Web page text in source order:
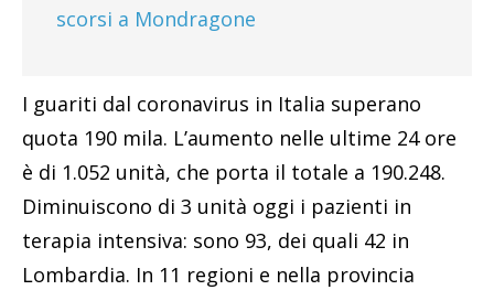
scorsi a Mondragone
I guariti dal coronavirus in Italia superano
quota 190 mila. L’aumento nelle ultime 24 ore
è di 1.052 unità, che porta il totale a 190.248.
Diminuiscono di 3 unità oggi i pazienti in
terapia intensiva: sono 93, dei quali 42 in
Lombardia. In 11 regioni e nella provincia